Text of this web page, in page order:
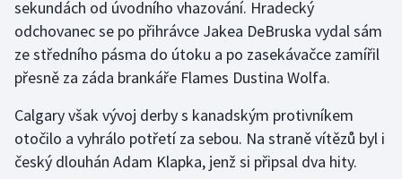
Stolní tenis
Triatlon
Vodní slalom
sekundách od úvodního vhazování. Hradecký
odchovanec se po přihrávce Jakea DeBruska vydal sám
ze středního pásma do útoku a po zasekávačce zamířil
přesně za záda brankáře Flames Dustina Wolfa.
Calgary však vývoj derby s kanadským protivníkem
otočilo a vyhrálo potřetí za sebou. Na straně vítězů byl i
český dlouhán Adam Klapka, jenž si připsal dva hity.